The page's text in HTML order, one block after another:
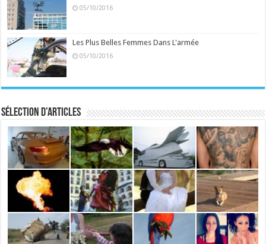
05/10/2016
Les Plus Belles Femmes Dans L'armée
05/10/2016
Sélection d’articles